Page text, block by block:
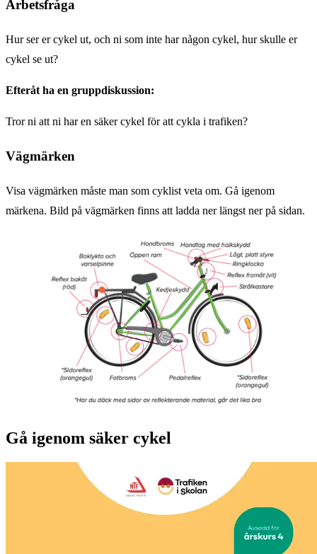
Arbetsfråga
Hur ser er cykel ut, och ni som inte har någon cykel, hur skulle er
cykel se ut?
Efteråt ha en gruppdiskussion:
Tror ni att ni har en säker cykel för att cykla i trafiken?
Vägmärken
Visa vägmärken måste man som cyklist veta om. Gå igenom
märkena. Bild på vägmärken finns att ladda ner längst ner på sidan.
Gå igenom säker cykel